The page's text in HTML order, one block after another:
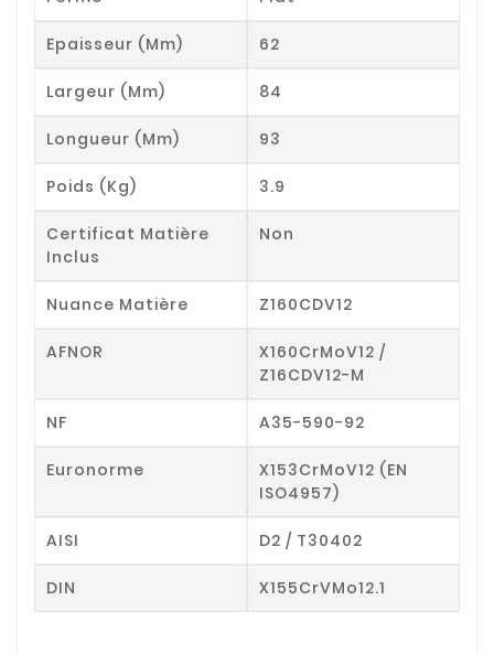
Epaisseur (mm) 62
Largeur (mm) 84
Longueur (mm) 93
Poids (kg) 3.9
Certificat Matière
Inclus
Non
Nuance Matière Z160CDV12
AFNOR
X160CrMoV12 /
Z16CDV12-M
NF A35-590-92
Euronorme
X153CrMoV12 (EN
ISO4957)
AISI D2 / T30402
DIN X155CrVMo12.1